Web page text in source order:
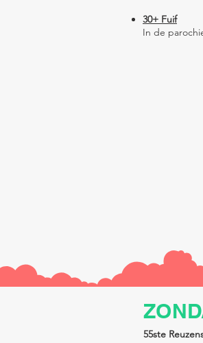
30+ Fuif
In de
55ste